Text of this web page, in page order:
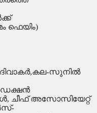
ഫെയിം)
സുനിൽ
ചീഫ് അസോസിയേറ്റ്